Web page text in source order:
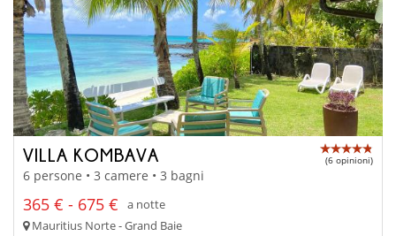
VILLA KOMBAVA (6 opinioni)
6 persone • 3 camere • 3 bagni
365 € - 675 €
a notte
Mauritius Norte - Grand Baie